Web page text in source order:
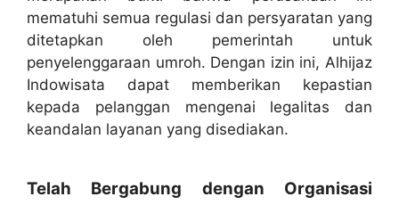
mematuhi semua regulasi dan persyaratan yang
ditetapkan oleh pemerintah untuk
penyelenggaraan umroh. Dengan izin ini, Alhijaz
Indowisata dapat memberikan kepastian
kepada pelanggan mengenai legalitas dan
keandalan layanan yang disediakan.
Telah Bergabung dengan Organisasi